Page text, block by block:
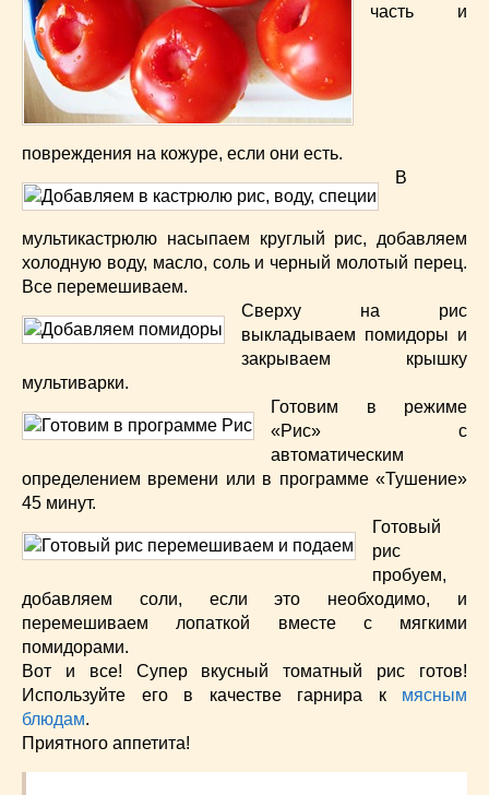
часть и
повреждения на кожуре, если они есть.
В
мультикастрюлю насыпаем круглый рис, добавляем
холодную воду, масло, соль и черный молотый перец.
Все перемешиваем.
Сверху на рис
выкладываем помидоры и
закрываем крышку
мультиварки.
Готовим в режиме
«Рис» с
автоматическим
определением времени или в программе «Тушение»
45 минут.
Готовый
рис
пробуем,
добавляем соли, если это необходимо, и
перемешиваем лопаткой вместе с мягкими
помидорами.
Вот и все! Супер вкусный томатный рис готов!
Используйте его в качестве гарнира к мясным
блюдам.
Приятного аппетита!